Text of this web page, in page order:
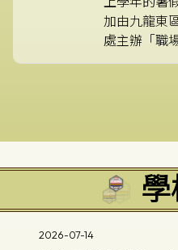
加由九龍東
處主辦「職
戰篇」暑期
險（香港）
業各部門的
運作，幫助
險行業的最
2026-07-14